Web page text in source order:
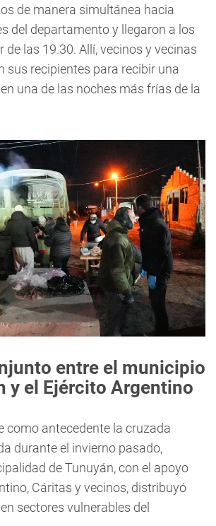
de manera simultánea hacia
del departamento y llegaron a los
de las 19.30. Allí, vecinos y vecinas
sus recipientes para recibir una
una de las noches más frías de la
entre el municipio
y el Ejército Argentino
como antecedente la cruzada
durante el invierno pasado,
de Tunuyán, con el apoyo
Cáritas y vecinos, distribuyó
sectores vulnerables del